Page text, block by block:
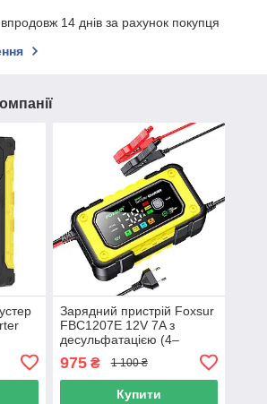
14 днів за рахунок покупця
Зарядний пристрій Foxsur
FBC1207E 12V 7A з
десульфатацією (4–
975₴ 1 100 ₴
Купити